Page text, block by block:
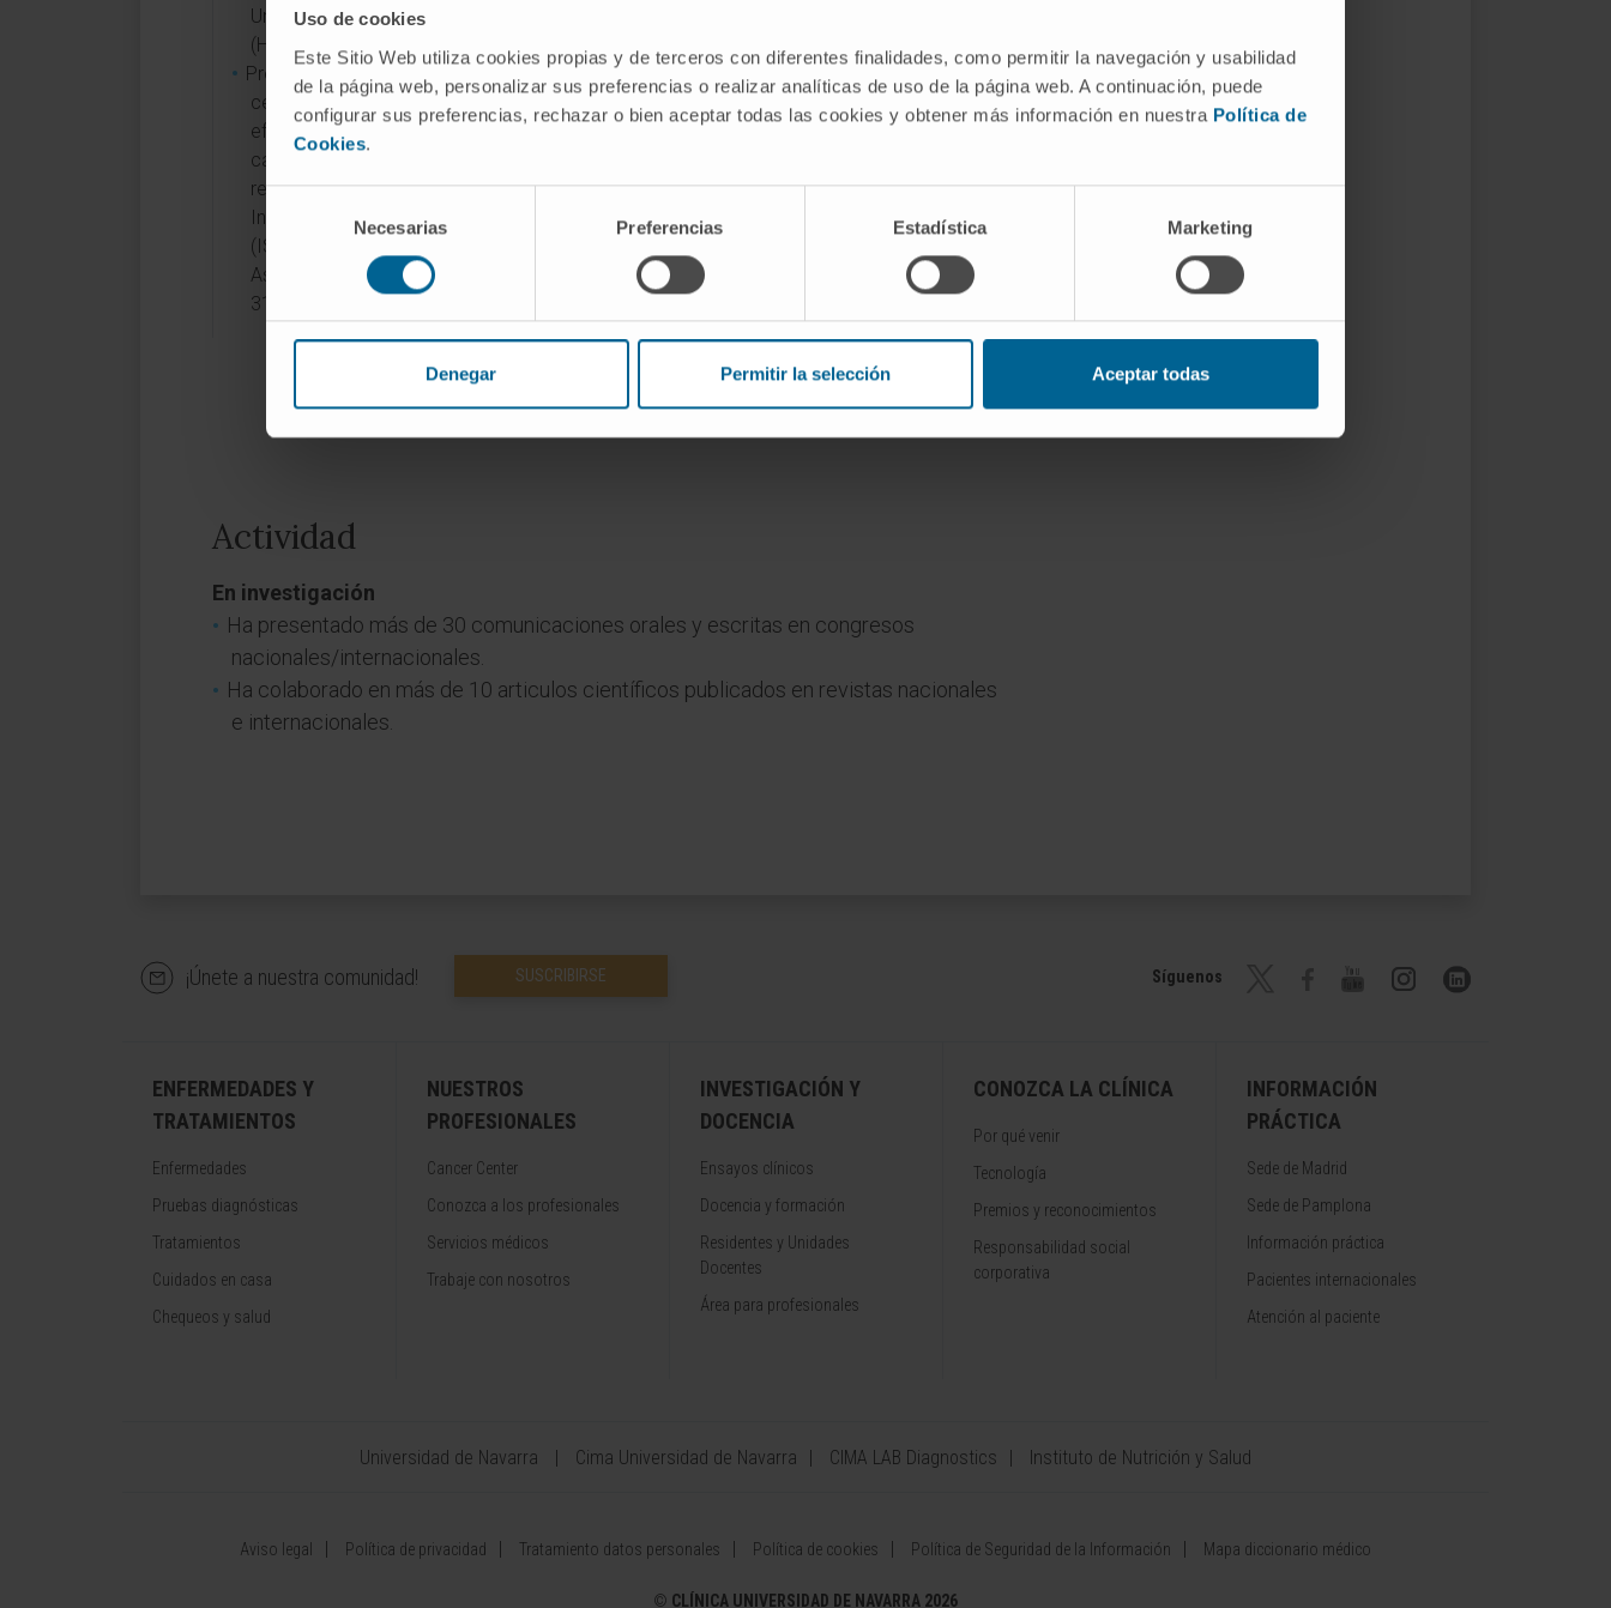
Uso de cookies
Este Sitio Web utiliza cookies propias y de terceros con diferentes finalidades, como permitir la navegación y usabilidad
de la página web, personalizar sus preferencias o realizar analíticas de uso de la página web. A continuación, puede
configurar sus preferencias, rechazar o bien aceptar todas las cookies y obtener más información en nuestra Política de
Cookies.
consentimiento
Necesarias Preferencias Estadística Marketing
Denegar Permitir la selección Aceptar todas
Universitario Central de Asturias
(HUCA)). 01/01/2018-31/12/2020.
Proyecto. PI17/02181, β-glucanos de
cebada: Una estrategia nutricional
efectiva para prevenir el desarrollo de
calcificación vascular en la enfermedad
renal crónica.. Dusso AS. (Instituto de
Investigación Sanitaria del P. Asturias
(ISPA)/Hospital Universitario Central de
Asturias (HUCA)). 01/01/2018-
31/12/2020.
Actividad
En investigación
Ha presentado más de 30 comunicaciones orales y escritas en congresos
nacionales/internacionales.
Ha colaborado en más de 10 articulos científicos publicados en revistas nacionales
e internacionales.
¡Únete a nuestra comunidad! SUSCRIBIRSE Síguenos
ENFERMEDADES Y
TRATAMIENTOS
Enfermedades
Pruebas diagnósticas
Tratamientos
Cuidados en casa
Chequeos y salud
NUESTROS
PROFESIONALES
Cancer Center
Conozca a los profesionales
Servicios médicos
Trabaje con nosotros
INVESTIGACIÓN Y
DOCENCIA
Ensayos clínicos
Docencia y formación
Residentes y Unidades
Docentes
Área para profesionales
CONOZCA LA CLÍNICA
Por qué venir
Tecnología
Premios y reconocimientos
Responsabilidad social
corporativa
INFORMACIÓN
PRÁCTICA
Sede de Madrid
Sede de Pamplona
Información práctica
Pacientes internacionales
Atención al paciente
Universidad de Navarra Cima Universidad de Navarra CIMA LAB Diagnostics Instituto de Nutrición y Salud
Aviso legal Política de privacidad Tratamiento datos personales Política de cookies Política de Seguridad de la Información Mapa diccionario médico
© CLÍNICA UNIVERSIDAD DE NAVARRA 2026